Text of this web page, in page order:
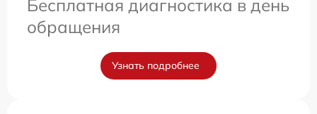
Бесплатная диагностика в день
обращения
Узнать подробнее